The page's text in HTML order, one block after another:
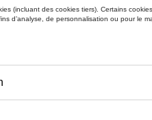
Dit